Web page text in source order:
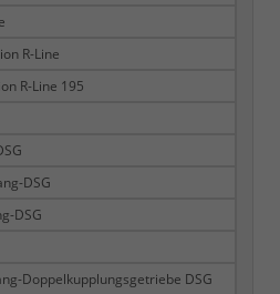
R-Line
R-Line 195
DSG
DSG
Doppelkupplungsgetriebe DSG